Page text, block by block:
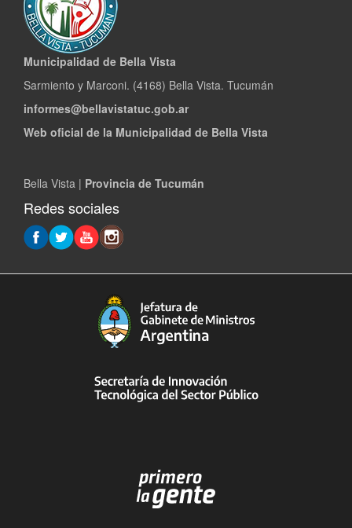
Municipalidad de Bella Vista
Sarmiento y Marconi. (4168) Bella Vista. Tucumán
informes@bellavistatuc.gob.ar
Web oficial de la Municipalidad de Bella Vista
Bella Vista | Provincia de Tucumán
Redes sociales